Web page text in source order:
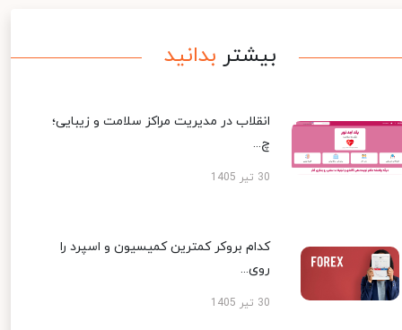
بیشتر بدانید
انقلاب در مدیریت مراکز سلامت و زیبایی؛
چ...
30 تیر 1405
کدام بروکر کمترین کمیسیون و اسپرد را
روی...
30 تیر 1405